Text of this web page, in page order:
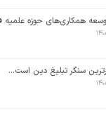
همکاری‌های حوزه
سنگر تبلیغ دین است...